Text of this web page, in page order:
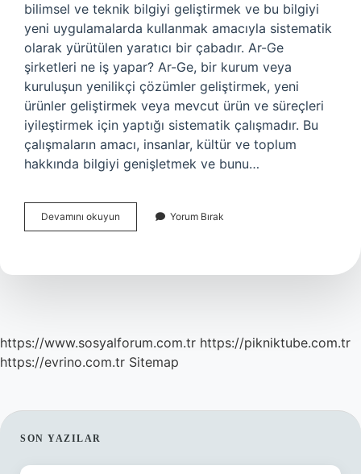
bilimsel ve teknik bilgiyi geliştirmek ve bu bilgiyi
yeni uygulamalarda kullanmak amacıyla sistematik
olarak yürütülen yaratıcı bir çabadır. Ar-Ge
şirketleri ne iş yapar? Ar-Ge, bir kurum veya
kuruluşun yenilikçi çözümler geliştirmek, yeni
ürünler geliştirmek veya mevcut ürün ve süreçleri
iyileştirmek için yaptığı sistematik çalışmadır. Bu
çalışmaların amacı, insanlar, kültür ve toplum
hakkında bilgiyi genişletmek ve bunu…
Devamını okuyun
Ge
Yorum Bırak
https://www.sosyalforum.com.tr https://pikniktube.com.tr
https://evrino.com.tr Sitemap
SIDEBAR
SON YAZILAR